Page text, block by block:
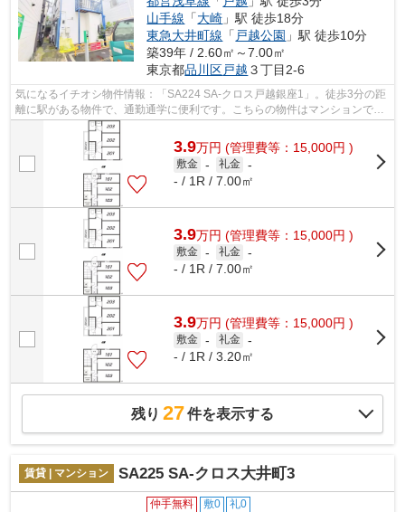
山手線 「大崎 」駅 徒歩18分
東急大井町線 「 戸越公園 」駅 徒歩10分
築39年 / 2.60㎡～7.00㎡
東京都品川区戸越 ３丁目2-6
気になるイチオシ物件情報：「SA224 SA-クロス戸越銀座1」。徒歩3分の距
離に駅がある物件で、通勤通学に便利です。こちらの物件はマンションで
す。ここから実現させましょう。新たな住...
3.9万円 (管理費等：15,000円 )
敷金 - 礼金 -
- / 1R / 7.00㎡
3.9万円 (管理費等：15,000円 )
敷金 - 礼金 -
- / 1R / 7.00㎡
3.9万円 (管理費等：15,000円 )
敷金 - 礼金 -
- / 1R / 3.20㎡
残り 27件を表示する
賃貸 | マンション SA225 SA-クロス大井町3
仲手無料 敷0 礼0